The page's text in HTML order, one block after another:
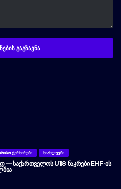
ᲢᲣᲠᲜᲘᲠᲔᲑᲘ ᲡᲘᲐᲮᲚᲔᲔᲑᲘ
— ᲡᲐᲥᲐᲠᲗᲕᲔᲚᲝᲡ U18 ᲜᲐᲙᲠᲔᲑᲘ EHF-ᲘᲡ